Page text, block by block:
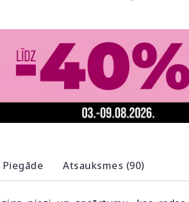
Piegāde Atsauksmes (90)